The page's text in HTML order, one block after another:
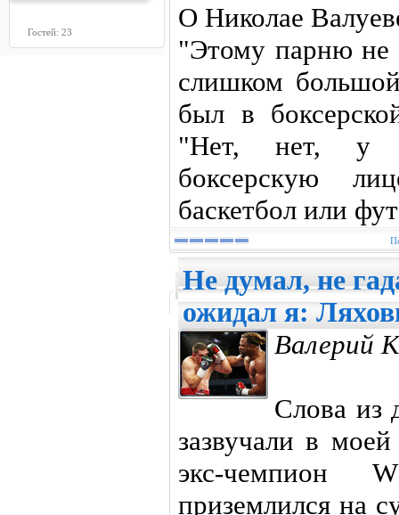
Гостей: 23
О Николае
"Этому парню не
слишком
был в
"Нет, нет, у
боксерскую
баскетбол или
Не думал, не
ожидал я:
Валерий
Слова из
зазвучали в
экс-чемпион
приземлился на